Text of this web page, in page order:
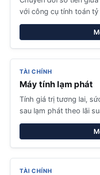
với công cụ tính toán
TÀI CHÍNH
Máy tính lạm phát
Tính giá trị tương lai,
sau lạm phát theo lãi
TÀI CHÍNH